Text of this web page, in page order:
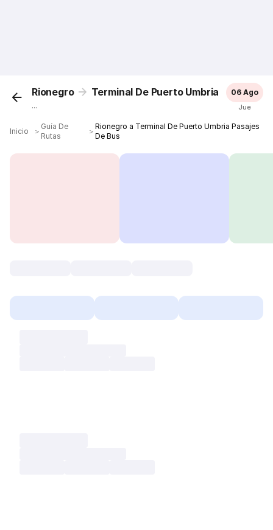
Rionegro Terminal De Puerto Umbria
...
06 Ago
Jue
Inicio ＞
Guía De
Rutas
＞
Rionegro a Terminal De Puerto Umbria Pasajes
De Bus